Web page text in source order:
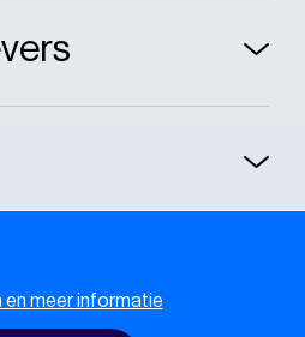
en meer informatie